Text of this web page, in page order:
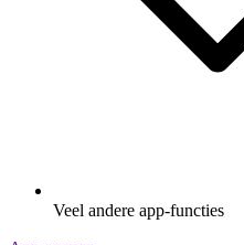
Veel andere app-functies